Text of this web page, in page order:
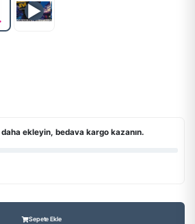
▶
daha ekleyin, bedava kargo kazanın.
Sepete Ekle